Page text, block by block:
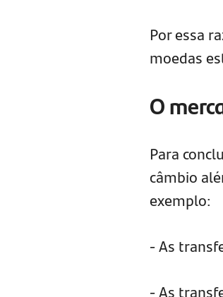
Por essa
moedas
O
Para
câmbio
exemplo:
- As
- As